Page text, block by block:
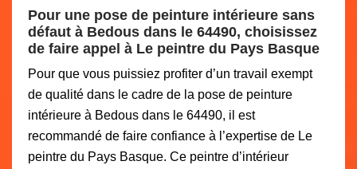
Pour une pose de peinture intérieure sans
défaut à Bedous dans le 64490, choisissez
de faire appel à Le peintre du Pays Basque
Pour que vous puissiez profiter d’un travail exempt
de qualité dans le cadre de la pose de peinture
intérieure à Bedous dans le 64490, il est
recommandé de faire confiance à l’expertise de Le
peintre du Pays Basque. Ce peintre d’intérieur